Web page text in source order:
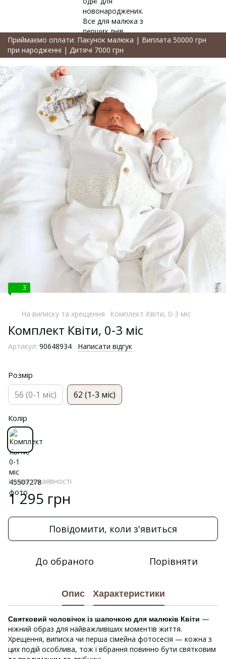
Приймаємо оплати: Пакунок малюка | Виплата 50000 грн
при народженні | Дитячі 7000 грн
3
На виписку та хрещення Комплект Квіти, 0-3 міс
Комплект Квіти, 0-3 міс
Артикул: 90648934 Написати відгук
Розмір
56 (0-1 міс) 62 (1-3 міс)
Колір
Немає в наявності
1 295 грн
Повідомити, коли з'явиться
До обраного Порівняти
Опис Характеристики
Святковий чоловічок із шапочкою для малюків Квіти —
ніжний образ для найважливіших моментів життя.
Хрещення, виписка чи перша сімейна фотосесія — кожна з
цих подій особлива, тож і вбрання повинно бути святковим